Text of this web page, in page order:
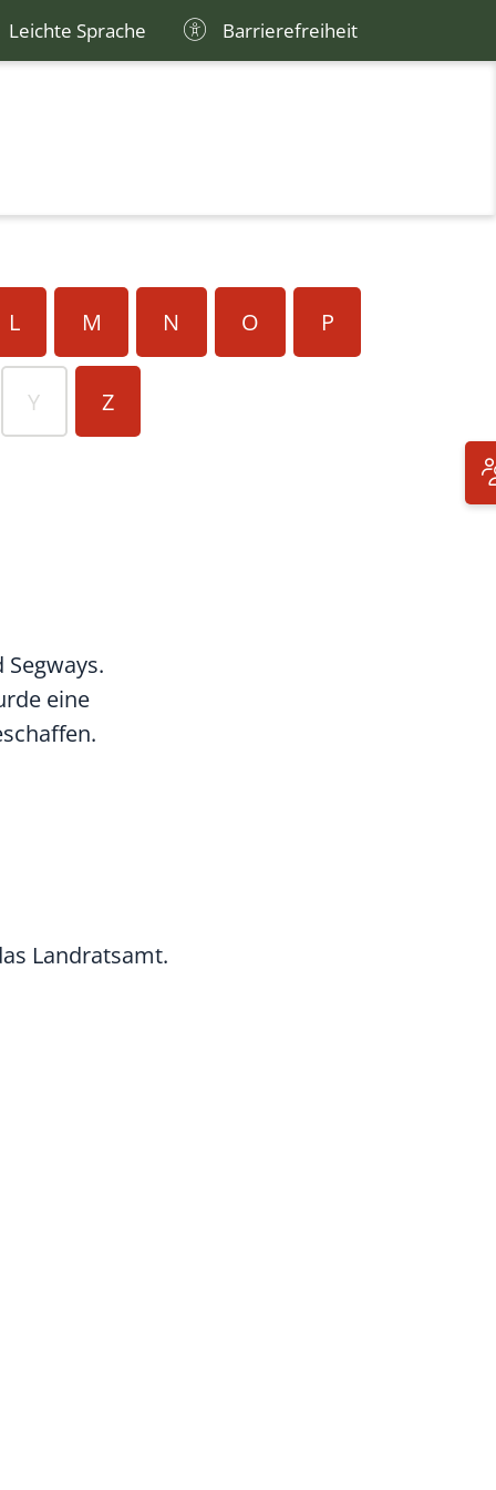
Leichte Sprache Barrierefreiheit
L M N O P
Y Z
eine
Landratsamt.